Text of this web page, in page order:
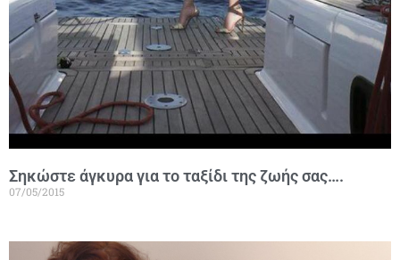
Σηκώστε άγκυρα για το ταξίδι της ζωής σας….
07/05/2015